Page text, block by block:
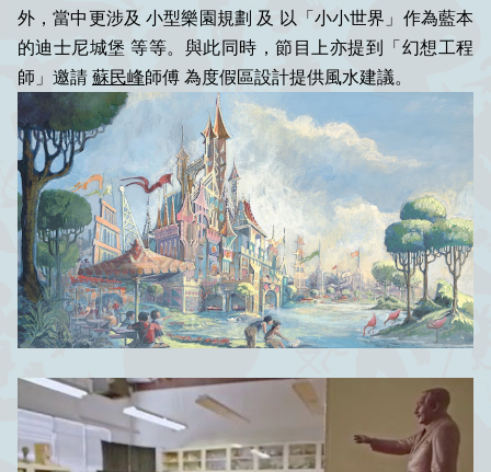
外，當中更涉及 小型樂園規劃 及 以「小小世界」作為藍本
的迪士尼城堡 等等。與此同時，節目上亦提到「幻想工程
師」邀請 蘇民峰師傅 為度假區設計提供風水建議。